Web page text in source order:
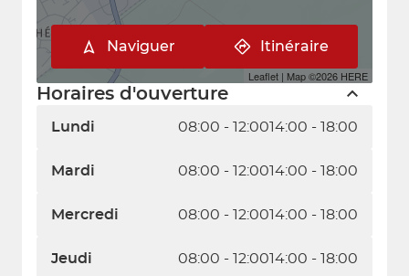
Horaires d'ouverture
Lundi 08:00 - 12:0014:00 - 18:00
Mardi 08:00 - 12:0014:00 - 18:00
Mercredi 08:00 - 12:0014:00 - 18:00
Jeudi 08:00 - 12:0014:00 - 18:00
Leaflet | Map ©2026 HERE
Naviguer Itinéraire